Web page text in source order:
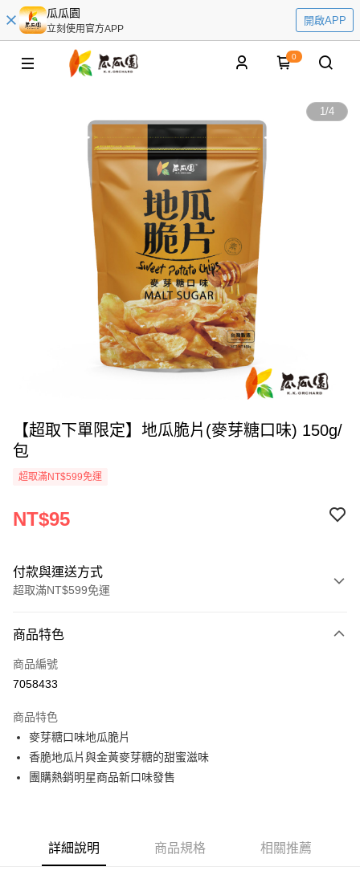
瓜瓜園
立刻使用官方APP
開啟APP
0
1/4
【超取下單限定】地瓜脆片(麥芽糖口味) 150g/
包
超取滿NT$599免運
NT$95
付款與運送方式
超取滿NT$599免運
信用卡一次付款
超商取貨付款
Apple Pay
街口支付
AFTEE先享後付
商品特色
商品編號
7058433
商品特色
麥芽糖口味地瓜脆片
香脆地瓜片與金黃麥芽糖的甜蜜滋味
團購熱銷明星商品新口味發售
詳細說明 商品規格 相關推薦